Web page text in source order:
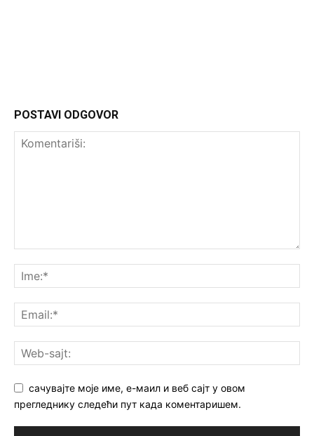
POSTAVI ODGOVOR
сачувајте моје име, е-маил и веб сајт у овом
прегледнику следећи пут када коментаришем.